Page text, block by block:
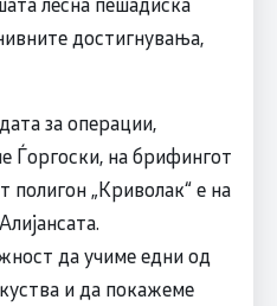
достигнувања,
за операции,
Ѓоргоски, на брифингот
полигон „Криволак“ е на
да учиме едни од
и да покажеме